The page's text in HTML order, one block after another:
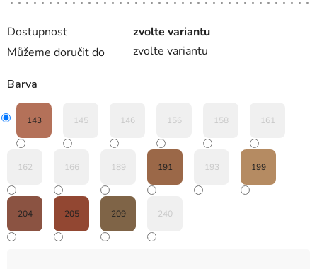
Dostupnost
zvolte variantu
Můžeme doručit do
zvolte variantu
Barva
143 145 146 156 158 161
162 166 189 191 193 199
204 205 209 240